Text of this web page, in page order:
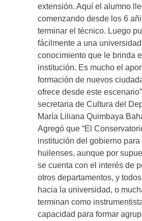
extensión. Aquí el alumno
comenzando desde los 6
terminar el técnico. Luego
fácilmente a una
conocimiento que le brinda
institución. Es mucho el
formación de nuevos
ofrece desde este
secretaria de Cultura del
María Liliana Quimbaya
Agregó que “El
institución del gobierno para
huilenses, aunque por
se cuenta con el interés de
otros departamentos, y
hacia la universidad, o
terminan como
capacidad para formar